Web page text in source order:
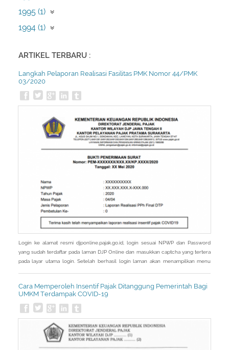
April (2)
1995 (1)
Februari (1)
1994 (1)
ARTIKEL TERBARU :
Langkah Pelaporan Realisasi Fasilitas PMK Nomor 44/PMK
03/2020
Login ke alamat resmi djponline.pajak.go.id, login sesuai NPWP dan Password
yang sudah terdaftar pada laman DJP Online dan masukkan captcha yang tertera
pada layar utama login. Setelah berhasil login laman akan menampilkan menu
Covid-19. - Pada
Cara Memperoleh Insentif Pajak Ditanggung Pemerintah Bagi
UMKM Terdampak COVID-19